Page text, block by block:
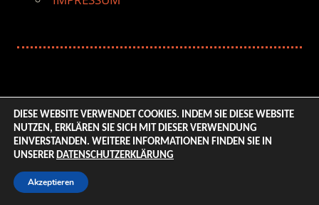
© 2026 ENTERTAINMENT BASE – Life & Style Magazine.
All Rights Reserved. | Based on
DIESE WEBSITE VERWENDET COOKIES. INDEM SIE DIESE WEBSITE
NUTZEN, ERKLÄREN SIE SICH MIT DIESER VERWENDUNG
EINVERSTANDEN. WEITERE INFORMATIONEN FINDEN SIE IN
UNSERER DATENSCHUTZERKLÄRUNG
Akzeptieren